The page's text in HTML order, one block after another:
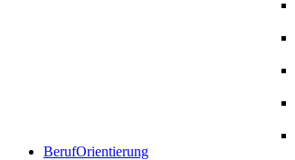
BerufOrientierung